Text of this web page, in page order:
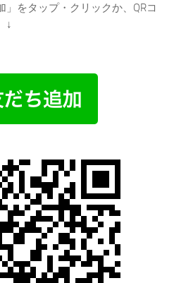
をタップ・クリックか、QRコ
↓